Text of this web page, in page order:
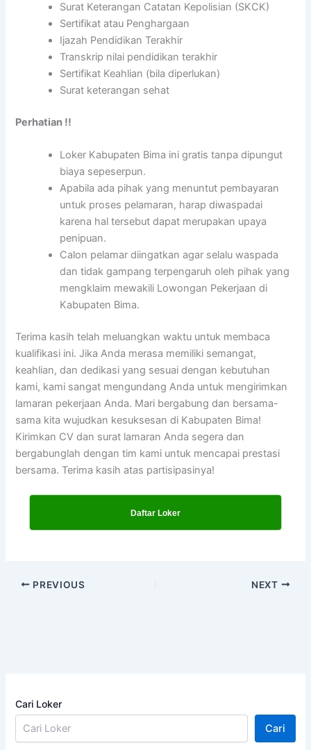
Surat Keterangan Catatan Kepolisian (SKCK)
Sertifikat atau Penghargaan
Ijazah Pendidikan Terakhir
Transkrip nilai pendidikan terakhir
Sertifikat Keahlian (bila diperlukan)
Surat keterangan sehat
Perhatian !!
Loker Kabupaten Bima ini gratis tanpa dipungut
biaya sepeserpun.
Apabila ada pihak yang menuntut pembayaran
untuk proses pelamaran, harap diwaspadai
karena hal tersebut dapat merupakan upaya
penipuan.
Calon pelamar diingatkan agar selalu waspada
dan tidak gampang terpengaruh oleh pihak yang
mengklaim mewakili Lowongan Pekerjaan di
Kabupaten Bima.
Terima kasih telah meluangkan waktu untuk membaca
kualifikasi ini. Jika Anda merasa memiliki semangat,
keahlian, dan dedikasi yang sesuai dengan kebutuhan
kami, kami sangat mengundang Anda untuk mengirimkan
lamaran pekerjaan Anda. Mari bergabung dan bersama-
sama kita wujudkan kesuksesan di Kabupaten Bima!
Kirimkan CV dan surat lamaran Anda segera dan
bergabunglah dengan tim kami untuk mencapai prestasi
bersama. Terima kasih atas partisipasinya!
Daftar Loker
PREVIOUS NEXT
Cari Loker
Cari